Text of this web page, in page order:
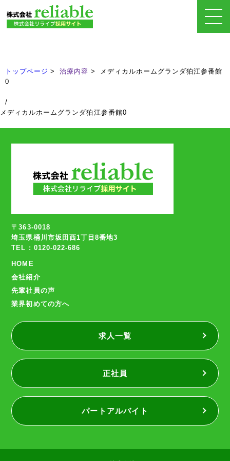
Treatment
トップページ 治療内容
メディカルホームグランダ狛江参番館
0
/
メディカルホームグランダ狛江参番館0
〒363-0018
埼玉県桶川市坂田西1丁目8番地3
TEL : 0120-022-686
HOME
会社紹介
先輩社員の声
業界初めての方へ
求人一覧
正社員
パートアルバイト